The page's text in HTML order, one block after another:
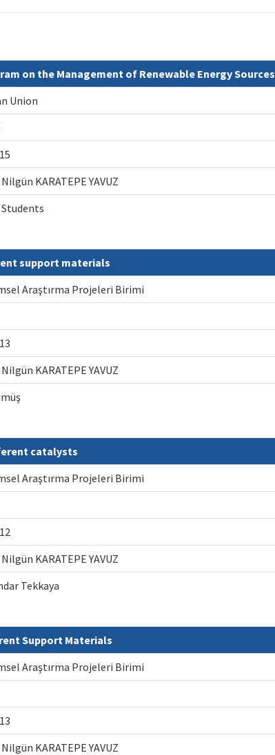
on the Management of Renewable Energy Sources
Union
KARATEPE YAVUZ
Students
support materials
Araştırma Projeleri Birimi
KARATEPE YAVUZ
catalysts
Araştırma Projeleri Birimi
KARATEPE YAVUZ
Tekkaya
Support Materials
Araştırma Projeleri Birimi
KARATEPE YAVUZ